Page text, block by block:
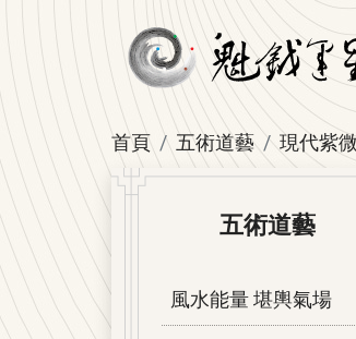
首頁 五術道藝 現代紫
五術道藝
風水能量 堪輿氣場